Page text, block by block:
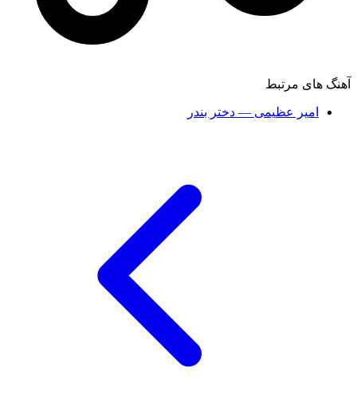
آهنگ های مرتبط
امیر عظیمی — دختر بندر